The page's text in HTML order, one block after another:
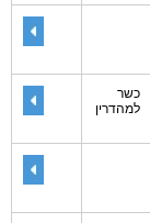
כשר
למהדרין